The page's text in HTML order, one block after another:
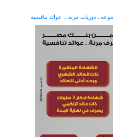
دوريات مرنة .. عوائد تنافسية